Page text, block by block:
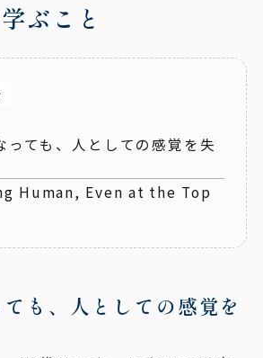
ぶこと
っても、人としての感覚を失
Human, Even at the Top
も、人としての感覚を